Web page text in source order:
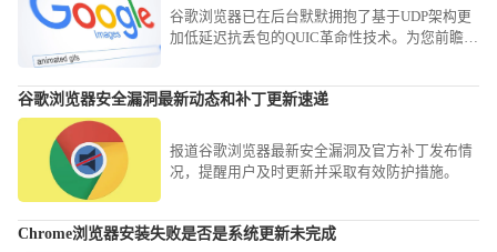
谷歌浏览器已在后台默默拥抱了基于UDP架构更
加低延迟抗丢包的QUIC革命性技术。为您前瞻性
器集群的访问速度，助您抢先体验谷歌浏览器强
带来的革命。
谷歌浏览器安全漏洞最新动态和补丁更新速递
报道谷歌浏览器最新安全漏洞及官方补丁发布情
况，提醒用户及时更新并采取有效防护措施。
Chrome浏览器安装失败是否是系统更新未完成